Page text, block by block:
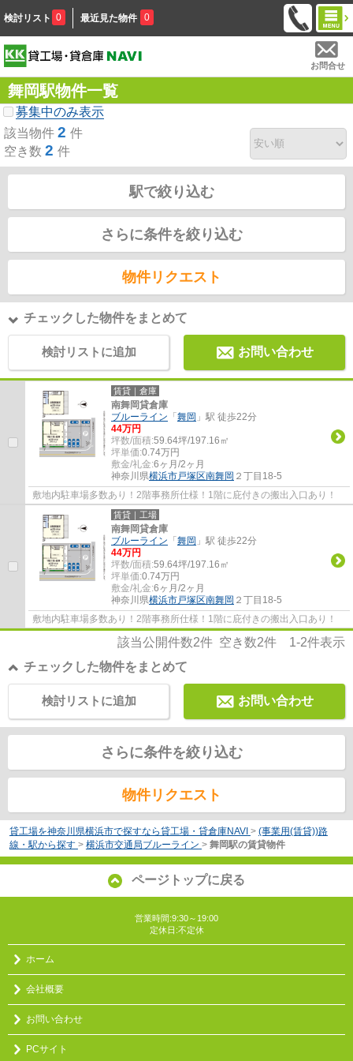
検討リスト 0 最近見た物件 0
お問合せ
舞岡駅物件一覧
募集中のみ表示
該当物件 2 件
空き数 2 件
駅で絞り込む
さらに条件を絞り込む
物件リクエスト
チェックした物件をまとめて
検討リストに追加 お問い合わせ
賃貸｜倉庫
南舞岡貸倉庫
ブルーライン 「 舞岡 」駅 徒歩22分
44万円
坪数/面積:59.64坪/197.16㎡
坪単価:0.74万円
敷金/礼金:6ヶ月/2ヶ月
神奈川県横浜市戸塚区南舞岡 ２丁目18-5
敷地内駐車場多数あり！2階事務所仕様！1階に庇付きの搬出入口あり！
賃貸｜工場
南舞岡貸倉庫
ブルーライン 「 舞岡 」駅 徒歩22分
44万円
坪数/面積:59.64坪/197.16㎡
坪単価:0.74万円
敷金/礼金:6ヶ月/2ヶ月
神奈川県横浜市戸塚区南舞岡 ２丁目18-5
敷地内駐車場多数あり！2階事務所仕様！1階に庇付きの搬出入口あり！
該当公開件数2件 空き数2件 1-2件表示
チェックした物件をまとめて
お問い合わせ
検討リストに追加
さらに条件を絞り込む
物件リクエスト
貸工場を神奈川県横浜市で探すなら貸工場・貸倉庫NAVI > (事業用(賃貸))路
線・駅から探す > 横浜市交通局ブルーライン > 舞岡駅の賃貸物件
ページトップに戻る
営業時間:9:30～19:00
定休日:不定休
ホーム
会社概要
お問い合わせ
PCサイト